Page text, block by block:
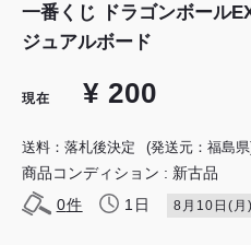
一番くじ ドラゴンボール
ジュアルボード
現在 ¥ 200
送料：落札後決定 (発送元：福島
商品コンディション : 新古品
0件 1日 8月10日(月